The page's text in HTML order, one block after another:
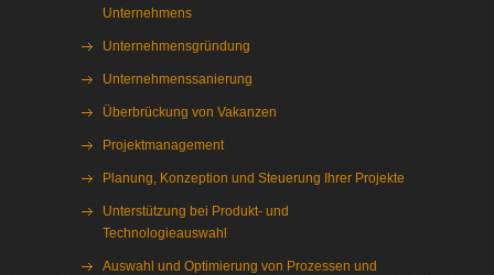
Unternehmens
Unternehmensgründung
Unternehmenssanierung
Überbrückung von Vakanzen
Projektmanagement
Planung, Konzeption und Steuerung Ihrer Projekte
Unterstützung bei Produkt- und
Technologieauswahl
Auswahl und Optimierung von Prozessen und